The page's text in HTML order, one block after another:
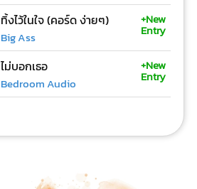
ทิ้งไว้ในใจ (คอร์ด ง่ายๆ)
Big Ass
+New
Entry
ไม่บอกเธอ
Bedroom Audio
+New
Entry